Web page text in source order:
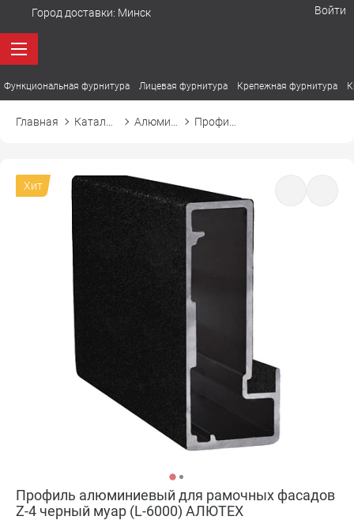
Город доставки: Минск Войти
Функциональная фурнитура Лицевая фурнитура Крепежная фурнитура
Главная
Хит
Профиль алюминиевый для рамочных фасадов
Z-4 черный муар (L-6000) АЛЮТЕХ